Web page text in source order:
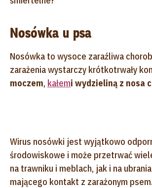
Nosówka u psa
Nosówka to wysoce zaraźliwa
zarażenia wystarczy krótkotrwały
moczem, kałemi wydzieliną z nosa
Wirus nosówki jest wyjątkowo
środowiskowe i może przetrwać
na trawniku i meblach, jak i na
mającego kontakt z zarażonym psem.